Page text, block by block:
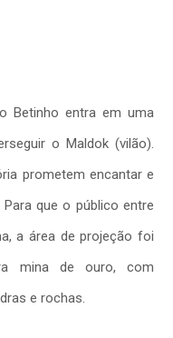
Betinho entra em uma
o Maldok (vilão).
prometem encantar e
que o público entre
a área de projeção foi
mina de ouro, com
e rochas.